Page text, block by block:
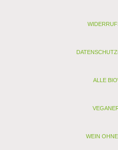
ALLE
WEIN